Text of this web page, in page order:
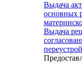
Выдача
основных
Выдача